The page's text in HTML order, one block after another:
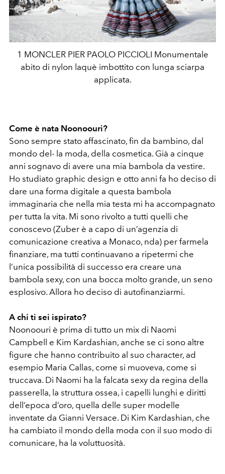
1 MONCLER PIER PAOLO PICCIOLI Monumentale
abito di nylon laquè imbottito con lunga sciarpa
applicata.
Come è nata Noonoouri?
Sono sempre stato affascinato, fin da bambino, dal
mondo del- la moda, della cosmetica. Già a cinque
anni sognavo di avere una mia bambola da vestire.
Ho studiato graphic design e otto anni fa ho deciso di
dare una forma digitale a questa bambola
immaginaria che nella mia testa mi ha accompagnato
per tutta la vita. Mi sono rivolto a tutti quelli che
conoscevo (Zuber è a capo di un’agenzia di
comunicazione creativa a Monaco, nda) per farmela
finanziare, ma tutti continuavano a ripetermi che
l’unica possibilità di successo era creare una
bambola sexy, con una bocca molto grande, un seno
esplosivo. Allora ho deciso di autofinanziarmi.
A chi ti sei ispirato?
Noonoouri è prima di tutto un mix di Naomi
Campbell e Kim Kardashian, anche se ci sono altre
figure che hanno contribuito al suo character, ad
esempio Maria Callas, come si muoveva, come si
truccava. Di Naomi ha la falcata sexy da regina della
passerella, la struttura ossea, i capelli lunghi e diritti
dell’epoca d’oro, quella delle super modelle
inventate da Gianni Versace. Di Kim Kardashian, che
ha cambiato il mondo della moda con il suo modo di
comunicare, ha la voluttuosità.